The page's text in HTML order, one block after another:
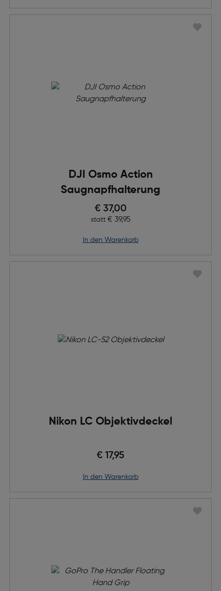
DJI Osmo Action
Saugnapfhalterung
Preis nach Rabatts
€ 37,00
statt Ursprünglicher Preis
€ 39,95
in den Warenkorb
Nikon LC Objektivdeckel
€ 17,95
in den Warenkorb